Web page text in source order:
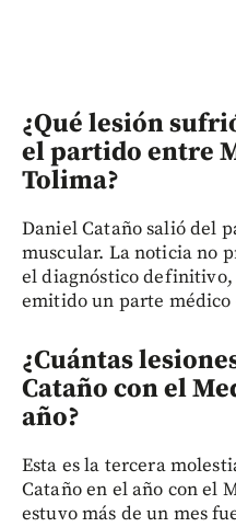
¿Qué lesión
el partido entre
Tolima?
Daniel Cataño salió del
muscular. La noticia no
el diagnóstico definitivo,
emitido un parte
¿Cuántas
Cataño con el
año?
Esta es la tercera
Cataño en el año con el
estuvo más de un mes